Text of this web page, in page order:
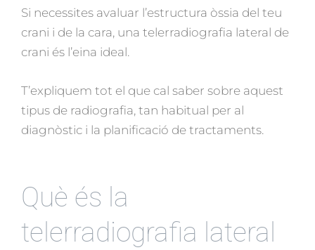
Si necessites avaluar l’estructura òssia del teu
crani i de la cara, una telerradiografia lateral de
crani és l’eina ideal.
T’expliquem tot el que cal saber sobre aquest
tipus de radiografia, tan habitual per al
diagnòstic i la planificació de tractaments.
Què és la
telerradiografia lateral